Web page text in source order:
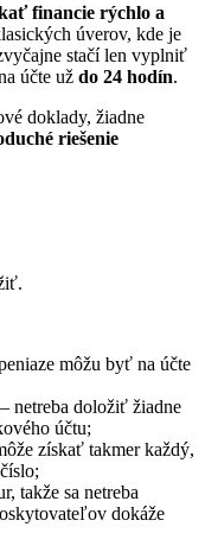
financie rýchlo a
úverov, kde je
stačí len vyplniť
účte už do 24 hodín.
doklady, žiadne
riešenie
môžu byť na účte
– netreba doložiť žiadne
účtu;
získať takmer každý,
takže sa netreba
dokáže